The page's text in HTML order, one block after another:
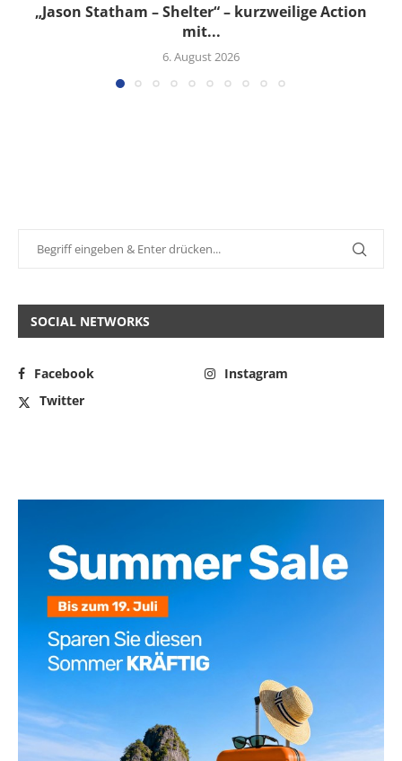
„Jason Statham – Shelter“ – kurzweilige Action
mit...
6. August 2026
SOCIAL NETWORKS
Facebook
Instagram
Twitter